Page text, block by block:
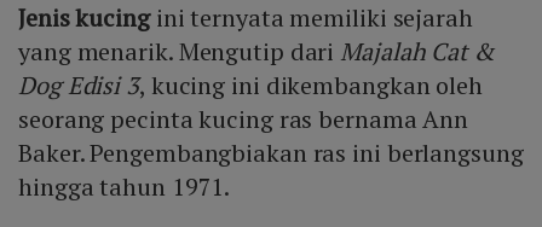
Jenis kucingini ternyata memiliki sejarah
yang menarik. Mengutip dari Majalah Cat &
Dog Edisi 3, kucing ini dikembangkan oleh
seorang pecinta kucing ras bernama Ann
Baker. Pengembangbiakan ras ini berlangsung
hingga tahun 1971.